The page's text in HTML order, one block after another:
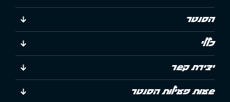
הסנטר
כללי
יצירת קשר
שעות פעילות הסנטר